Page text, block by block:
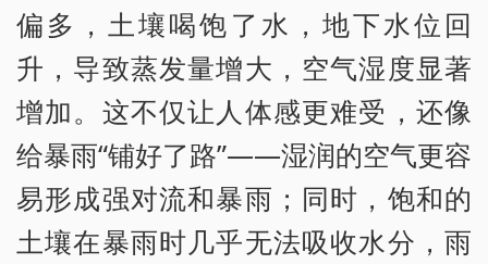
偏多，土壤喝饱了水，地下水位回
升，导致蒸发量增大，空气湿度显著
增加。这不仅让人体感更难受，还像
给暴雨“铺好了路”——湿润的空气更容
易形成强对流和暴雨；同时，饱和的
土壤在暴雨时几乎无法吸收水分，雨